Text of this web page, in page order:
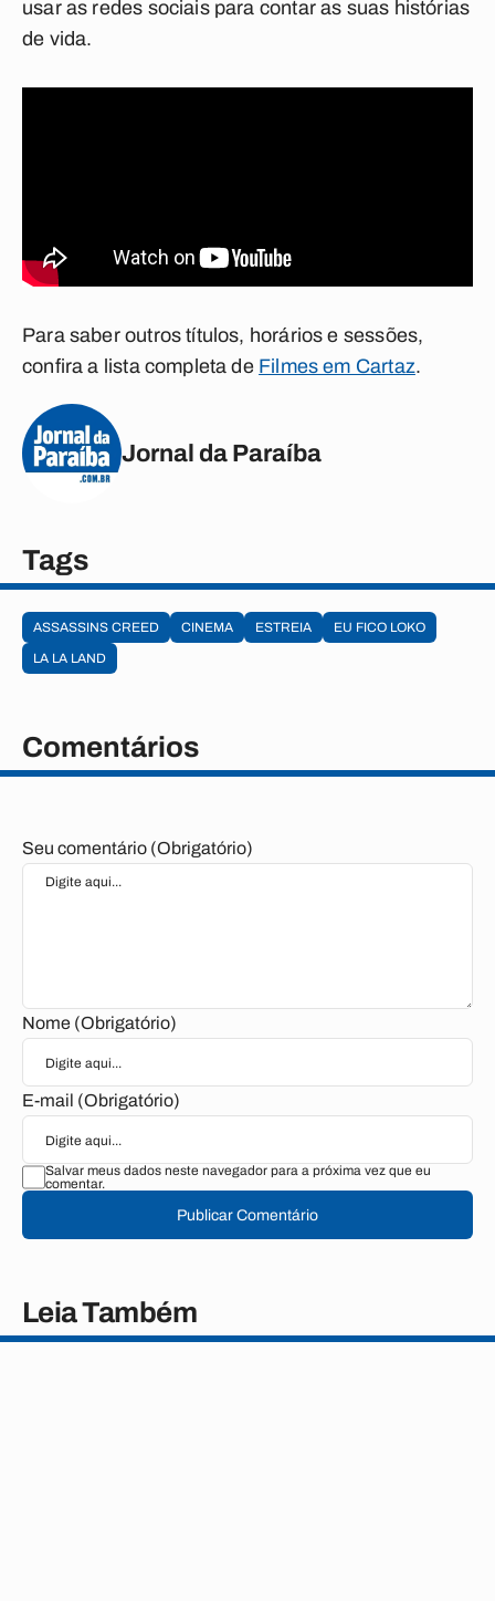
usar as redes sociais para contar as suas histórias
de vida.
Para saber outros títulos, horários e sessões,
confira a lista completa de Filmes em Cartaz.
Jornal da Paraíba
Tags
ASSASSINS CREED CINEMA ESTREIA
EU FICO LOKO
LA LA LAND
Comentários
Seu comentário (Obrigatório)
Nome (Obrigatório)
E-mail (Obrigatório)
Salvar meus dados neste navegador para a próxima vez que eu
comentar.
Publicar Comentário
Leia Também